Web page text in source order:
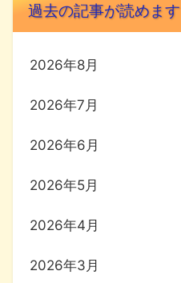
過去の記事が読めます
2026年8月
2026年7月
2026年6月
2026年5月
2026年4月
2026年3月